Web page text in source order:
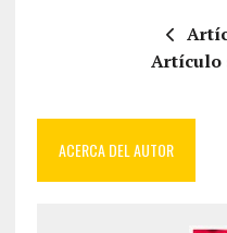
Artículo
ACERCA DEL AUTOR